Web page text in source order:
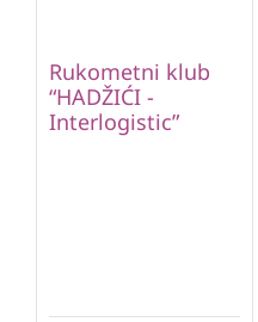
Rukometni klub
“HADŽIĆI -
Interlogistic”